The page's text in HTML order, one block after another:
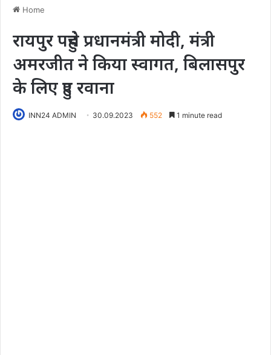
Home
रायपुर पहुंचे प्रधानमंत्री मोदी, मंत्री
अमरजीत ने किया स्वागत, बिलासपुर
के लिए हुए रवाना
INN24 ADMIN 30.09.2023 552 1 minute read